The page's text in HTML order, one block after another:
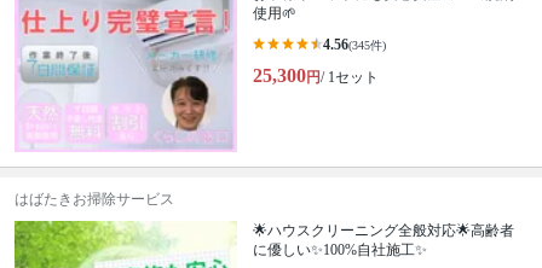
使用🌱
4.56(345件)
25,300円/ 1セット
はばたきお掃除サービス
🌟ハウスクリーニング全般対応🌟高齢者
に優しい✨100%自社施工✨